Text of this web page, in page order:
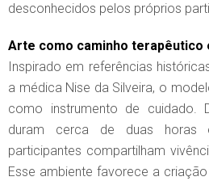
desconhecidos pelos próprios
Arte como caminho terapêutico
Inspirado em referências
a médica Nise da Silveira, o
como instrumento de cuidado.
duram cerca de duas
participantes compartilham
Esse ambiente favorece a